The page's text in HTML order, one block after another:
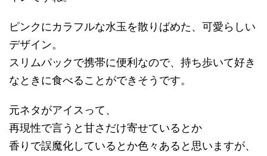
ピンクにカラフルな水玉を散りばめた、可愛らしい
デザイン。
スリムパックで携帯に便利なので、持ち歩いて好き
なときに食べることができそうです。
元ネタがアイスって、
再現性で言うと甘さだけ寄せているとか
香りで誤魔化しているとか色々あると思いますが、